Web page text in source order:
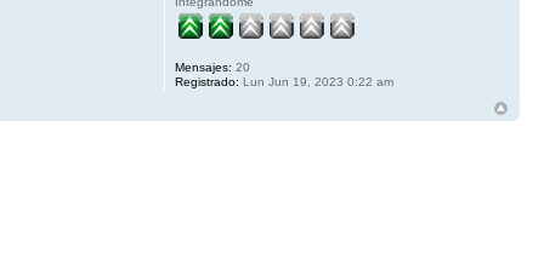
Mensajes: 20
Registrado: Lun Jun 19, 2023 0:22 am